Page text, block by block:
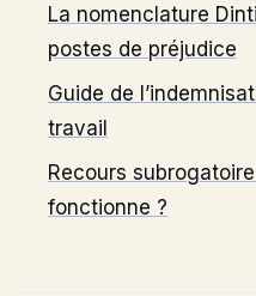
La nomenclature
postes de préjudice
Guide de
travail
Recours
fonctionne ?